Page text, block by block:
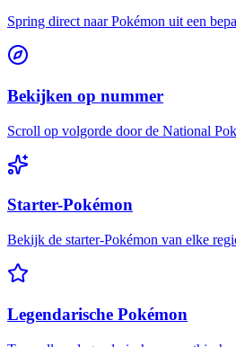
Spring direct naar Pokémon uit een
Bekijken op nummer
Scroll op volgorde door de National
Starter-Pokémon
Bekijk de starter-Pokémon van elke
Legendarische Pokémon